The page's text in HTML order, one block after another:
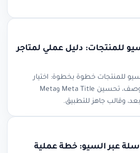
للمنتجات: دليل عملي لمتاجر
للمنتجات خطوة بخطوة: اختيار
الكلمات المفتاحية، بناء الوصف، تحسين Meta Title وMeta
سلة عبر السيو: خطة عملية